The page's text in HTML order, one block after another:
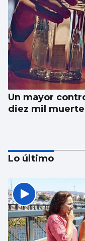
Un mayor
diez mil
Lo último